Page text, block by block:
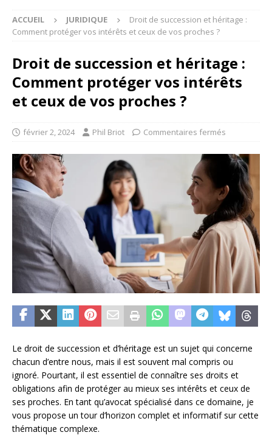
ACCUEIL JURIDIQUE
Droit de succession et héritage :
Comment protéger vos intérêts et ceux de vos proches ?
Droit de succession et héritage :
Comment protéger vos intérêts
et ceux de vos proches ?
février 2, 2024 Phil Briot Commentaires fermés
Le droit de succession et d’héritage est un sujet qui concerne
chacun d’entre nous, mais il est souvent mal compris ou
ignoré. Pourtant, il est essentiel de connaître ses droits et
obligations afin de protéger au mieux ses intérêts et ceux de
ses proches. En tant qu’avocat spécialisé dans ce domaine, je
vous propose un tour d’horizon complet et informatif sur cette
thématique complexe.